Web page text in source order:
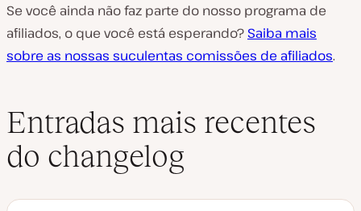
Se você ainda não faz parte do nosso programa de
afiliados, o que você está esperando? Saiba mais
sobre as nossas suculentas comissões de afiliados.
Entradas mais recentes
do changelog